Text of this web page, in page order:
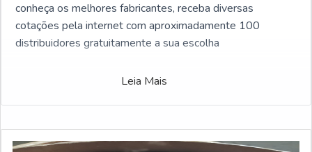
conheça os melhores fabricantes, receba diversas
cotações pela internet com aproximadamente 100
distribuidores gratuitamente a sua escolha
Leia Mais